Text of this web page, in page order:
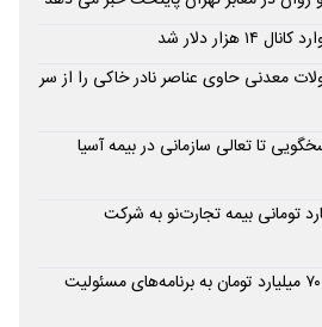
دلار شد
معدنی حاوی عناصر نادر خاکی را از سر
تا تعالی سازمانی در بیمه آسیا
خسارت ۶ میلیارد تومانی بیمه تجارت‌نو به شرکت
بانک مهر ایران بیش از ۷۰ میلیارد تومان به برنامه‌های مسئولیت